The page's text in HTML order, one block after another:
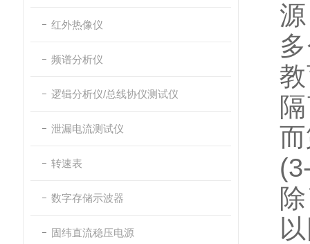
红外热像仪
频谱分析仪
逻辑分析仪/总线协仪测试仪
泄漏电流测试仪
转速表
数字存储示波器
固纬直流稳压电源